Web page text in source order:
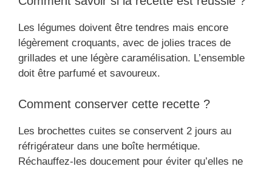
Les légumes doivent être tendres mais encore
légèrement croquants, avec de jolies traces de
grillades et une légère caramélisation. L’ensemble
doit être parfumé et savoureux.
Comment conserver cette recette ?
Les brochettes cuites se conservent 2 jours au
réfrigérateur dans une boîte hermétique.
Réchauffez-les doucement pour éviter qu’elles ne